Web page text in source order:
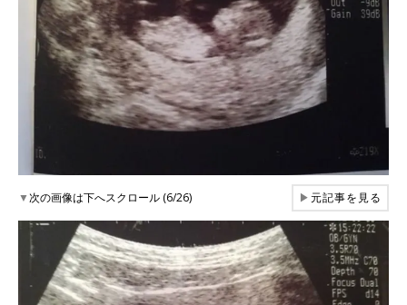
▼次の画像は下へスクロール (6/26) ▶元記事を見る